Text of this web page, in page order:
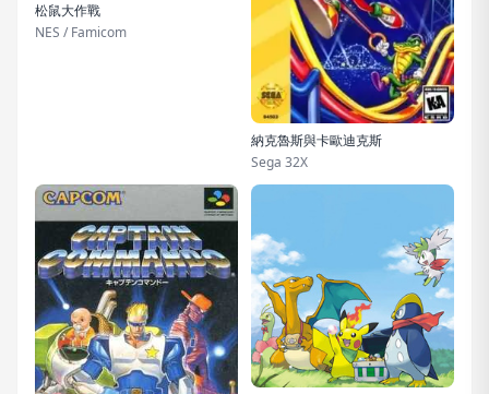
松鼠大作戰
NES / Famicom
納克魯斯與卡歐迪克斯
Sega 32X